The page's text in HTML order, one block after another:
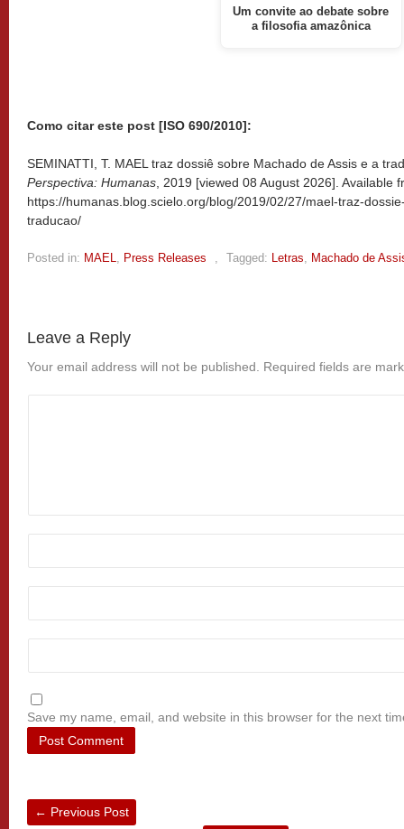
Um convite ao debate sobre
a filosofia amazônica
Como citar este post [ISO 690/2010]:
SEMINATTI, T. MAEL traz dossiê sobre Machado de Assis e a
Perspectiva: Humanas , 2019 [viewed 08 August 2026]. Available
https://humanas.blog.scielo.org/blog/2019/02/27/mael-traz-
traducao/
Posted in: MAEL Press Releases Tagged: Letras Machado de
Leave a Reply
Your email address will not be published. Required fields are
Save my name, email, and website in this browser for the next
← Previous Post